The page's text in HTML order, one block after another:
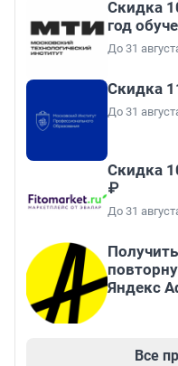
Скидка
год
До 31
Скидка
До 31
Скидка
₽
До 31
Яндекс
Все